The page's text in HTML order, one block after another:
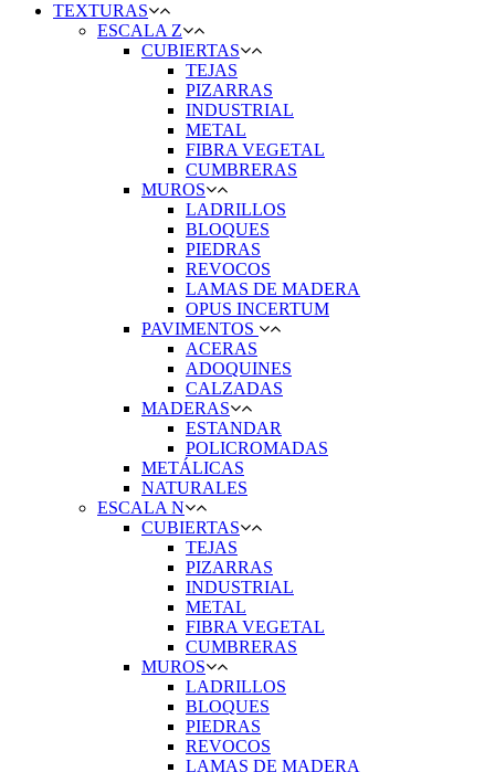
TEXTURAS
ESCALA Z
CUBIERTAS
TEJAS
PIZARRAS
INDUSTRIAL
METAL
FIBRA VEGETAL
CUMBRERAS
MUROS
LADRILLOS
BLOQUES
PIEDRAS
REVOCOS
LAMAS DE MADERA
OPUS INCERTUM
PAVIMENTOS
ACERAS
ADOQUINES
CALZADAS
MADERAS
ESTANDAR
POLICROMADAS
METÁLICAS
NATURALES
ESCALA N
CUBIERTAS
TEJAS
PIZARRAS
INDUSTRIAL
METAL
FIBRA VEGETAL
CUMBRERAS
MUROS
LADRILLOS
BLOQUES
PIEDRAS
REVOCOS
LAMAS DE MADERA